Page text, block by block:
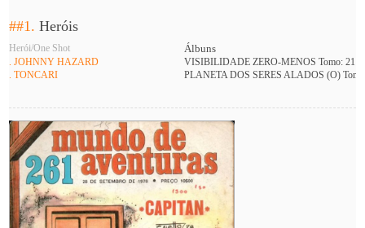
##1.Heróis
Herói/One Shot Álbuns
. JOHNNY HAZARD VISIBILIDADE ZERO-MENOS Tomo: 21
. TONCARI PLANETA DOS SERES ALADOS (O)